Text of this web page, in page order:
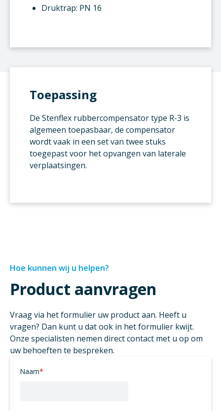
Druktrap: PN 16
Toepassing
De Stenflex rubbercompensator type R-3 is
algemeen toepasbaar, de compensator
wordt vaak in een set van twee stuks
toegepast voor het opvangen van laterale
verplaatsingen.
Naam*
Hoe kunnen wij u helpen?
Product aanvragen
Vraag via het formulier uw product aan. Heeft u
vragen? Dan kunt u dat ook in het formulier kwijt.
Onze specialisten nemen direct contact met u op om
uw behoeften te bespreken.